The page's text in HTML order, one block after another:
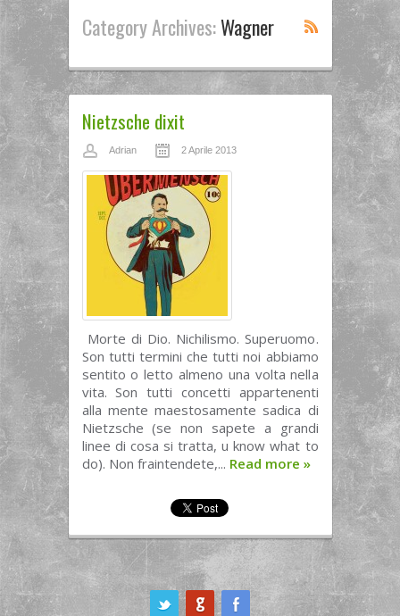
Category Archives:Wagner
Nietzsche dixit
Adrian 2 Aprile 2013
Morte di Dio. Nichilismo. Superuomo.
Son tutti termini che tutti noi abbiamo
sentito o letto almeno una volta nella
vita. Son tutti concetti appartenenti
alla mente maestosamente sadica di
Nietzsche (se non sapete a grandi
linee di cosa si tratta, u know what to
do). Non fraintendete,... Read more »